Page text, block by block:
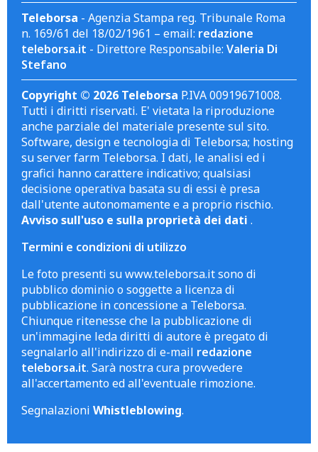
Teleborsa - Agenzia Stampa reg. Tribunale Roma
n. 169/61 del 18/02/1961 – email: redazione
teleborsa.it - Direttore Responsabile: Valeria Di
Stefano
Copyright © 2026 Teleborsa P.IVA 00919671008.
Tutti i diritti riservati. E' vietata la riproduzione
anche parziale del materiale presente sul sito.
Software, design e tecnologia di Teleborsa; hosting
su server farm Teleborsa. I dati, le analisi ed i
grafici hanno carattere indicativo; qualsiasi
decisione operativa basata su di essi è presa
dall'utente autonomamente e a proprio rischio.
Avviso sull'uso e sulla proprietà dei dati .
Termini e condizioni di utilizzo
Le foto presenti su www.teleborsa.it sono di
pubblico dominio o soggette a licenza di
pubblicazione in concessione a Teleborsa.
Chiunque ritenesse che la pubblicazione di
un'immagine leda diritti di autore è pregato di
segnalarlo all'indirizzo di e-mail redazione
teleborsa.it. Sarà nostra cura provvedere
all'accertamento ed all'eventuale rimozione.
Segnalazioni Whistleblowing.